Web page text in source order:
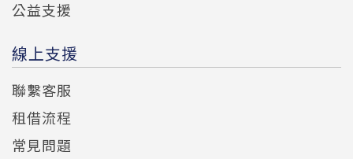
公益支援
線上支援
聯繫客服
租借流程
常見問題